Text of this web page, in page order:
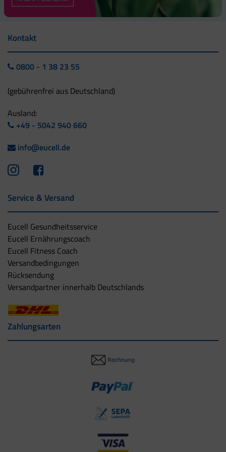
Kontakt
0800 - 1 38 23 55
(gebührenfrei aus Deutschland)
Ausland:
+49 - 5042 940 660
info@eucell.de
Service & Versand
Eucell Gesundheitsservice
Eucell Ernährungscoach
Eucell Fitness Coach
Versandbedingungen
Rücksendung
Versandpartner innerhalb Deutschlands
Zahlungsarten